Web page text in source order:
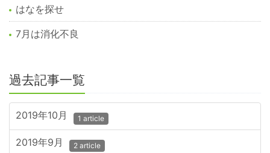
はなを探せ
7月は消化不良
過去記事一覧
2019年10月 1 article
2019年9月 2 article